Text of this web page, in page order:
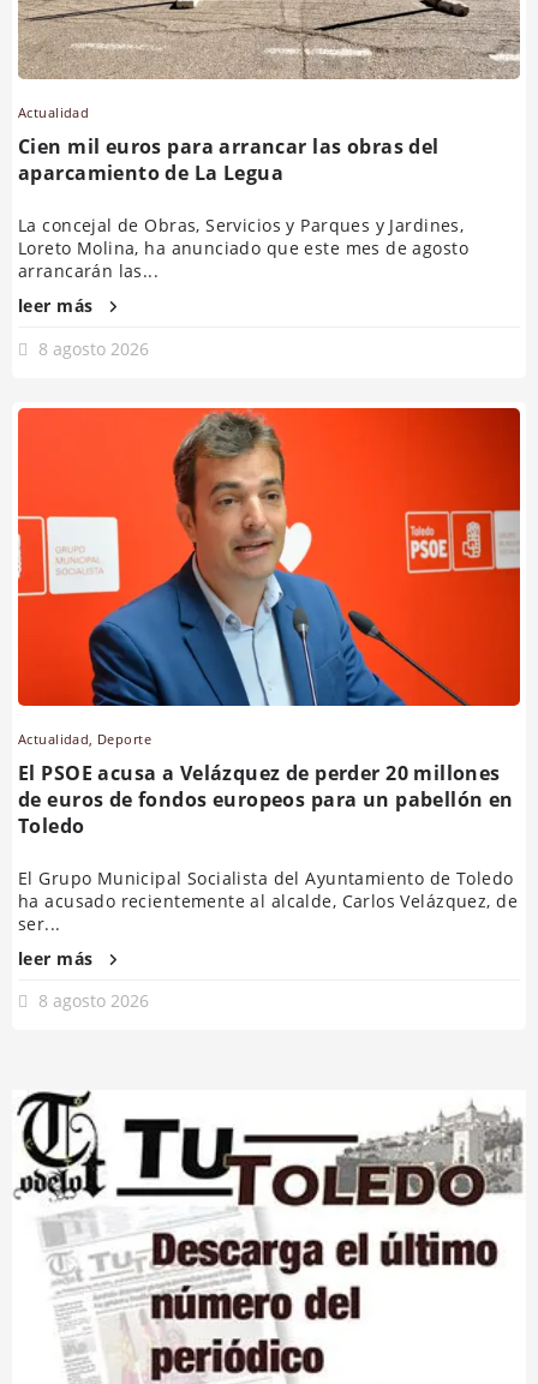
Actualidad
Cien mil euros para arrancar las obras del
aparcamiento de La Legua
La concejal de Obras, Servicios y Parques y Jardines,
Loreto Molina, ha anunciado que este mes de agosto
arrancarán las...
leer más
8 agosto 2026
Actualidad, Deporte
El PSOE acusa a Velázquez de perder 20 millones
de euros de fondos europeos para un pabellón en
Toledo
El Grupo Municipal Socialista del Ayuntamiento de Toledo
ha acusado recientemente al alcalde, Carlos Velázquez, de
ser...
leer más
8 agosto 2026